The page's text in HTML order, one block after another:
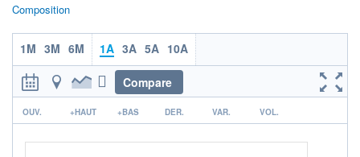
CATÉGORIE MORNINGSTAR
Obligations Marchés
Emergents Emprunts
Privés Dominante EUR
FONDS PARTENAIRES
TARIFS PRIVILÉGIÉS 0%
Composition
1M 3M 6M 1A 3A 5A 10A
Compare
r
OUV. +HAUT +BAS DER. VAR. VOL.